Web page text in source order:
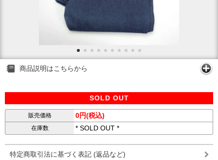
商品説明はこちらから
SOLD OUT
販売価格 0円(税込)
在庫数 * SOLD OUT *
特定商取引法に基づく表記 (返品など)